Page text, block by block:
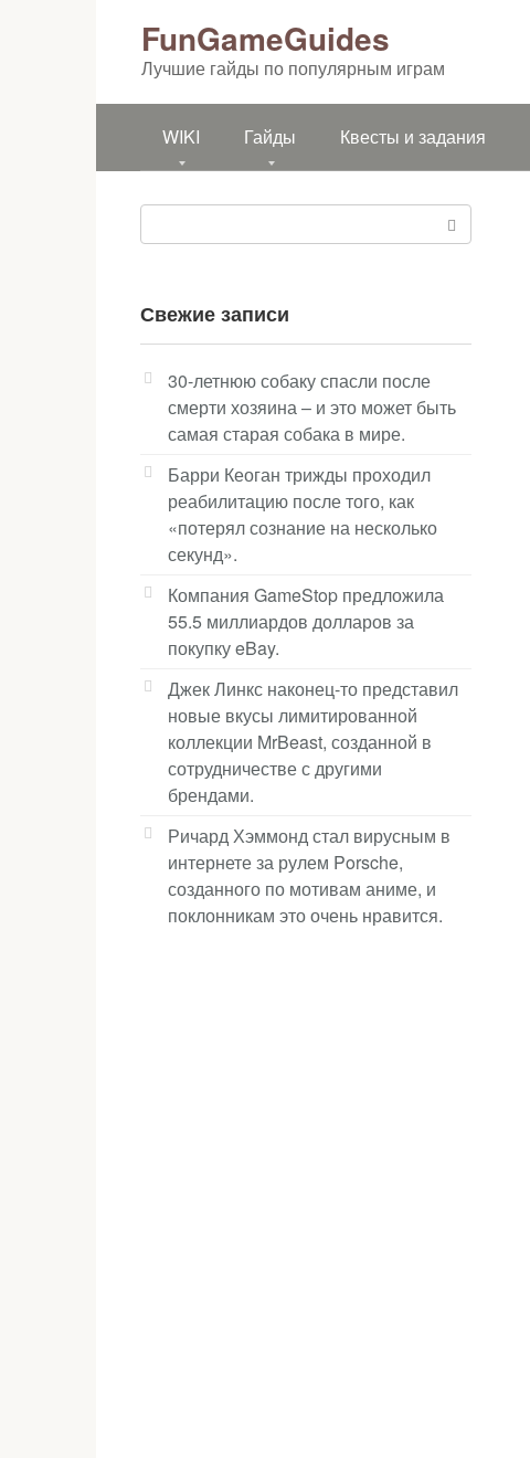
FunGameGuides
Лучшие гайды по популярным играм
WIKI Гайды Квесты и задания
Поиск:
Свежие записи
30-летнюю собаку спасли после
смерти хозяина – и это может быть
самая старая собака в мире.
Барри Кеоган трижды проходил
реабилитацию после того, как
«потерял сознание на несколько
секунд».
Компания GameStop предложила
55.5 миллиардов долларов за
покупку eBay.
Джек Линкс наконец-то представил
новые вкусы лимитированной
коллекции MrBeast, созданной в
сотрудничестве с другими
брендами.
Ричард Хэммонд стал вирусным в
интернете за рулем Porsche,
созданного по мотивам аниме, и
поклонникам это очень нравится.